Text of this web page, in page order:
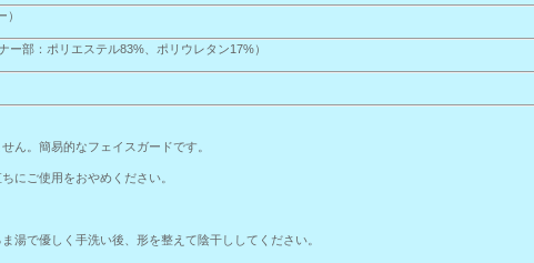
部：ポリエステル83%、ポリウレタン17%）
ん。簡易的なフェイスガードです。
にご使用をおやめください。
湯で優しく手洗い後、形を整えて陰干ししてください。